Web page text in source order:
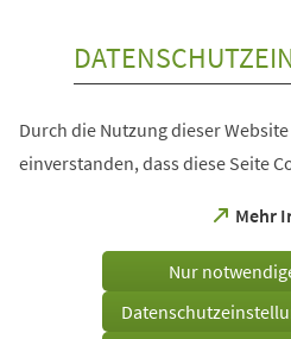
Durch die Nutzung dieser
einverstanden, dass diese Seite
Mehr
(Öffnet
einem
Tab)
Nur